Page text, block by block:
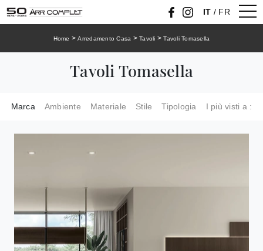
IT / FR
Home >Arredamento Casa >Tavoli >Tavoli Tomasella
Tavoli Tomasella
Marca Ambiente Materiale Stile Tipologia I più visti a :